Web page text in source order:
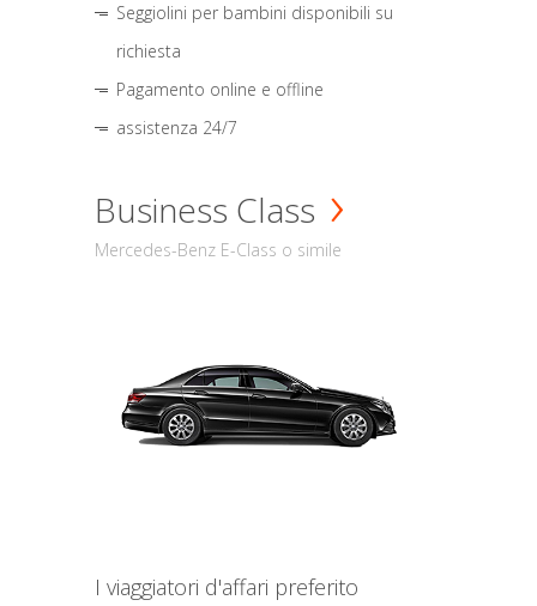
Seggiolini per bambini disponibili su
richiesta
Pagamento online e offline
assistenza 24/7
Business Class
Mercedes-Benz E-Class o simile
I viaggiatori d'affari preferito